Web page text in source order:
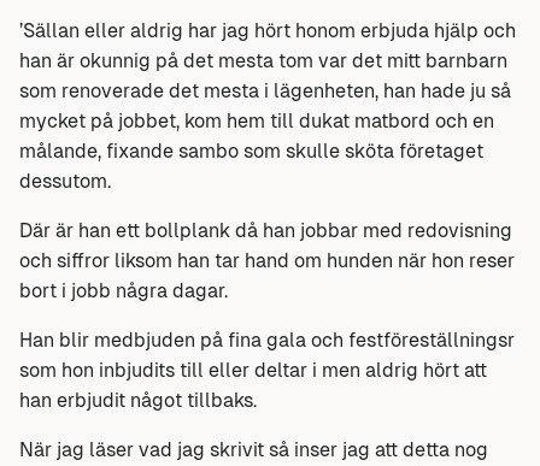
’Sällan eller aldrig har jag hört honom erbjuda hjälp och
han är okunnig på det mesta tom var det mitt barnbarn
som renoverade det mesta i lägenheten, han hade ju så
mycket på jobbet, kom hem till dukat matbord och en
målande, fixande sambo som skulle sköta företaget
dessutom.
Där är han ett bollplank då han jobbar med redovisning
och siffror liksom han tar hand om hunden när hon reser
bort i jobb några dagar.
Han blir medbjuden på fina gala och festföreställningsr
som hon inbjudits till eller deltar i men aldrig hört att
han erbjudit något tillbaks.
När jag läser vad jag skrivit så inser jag att detta nog